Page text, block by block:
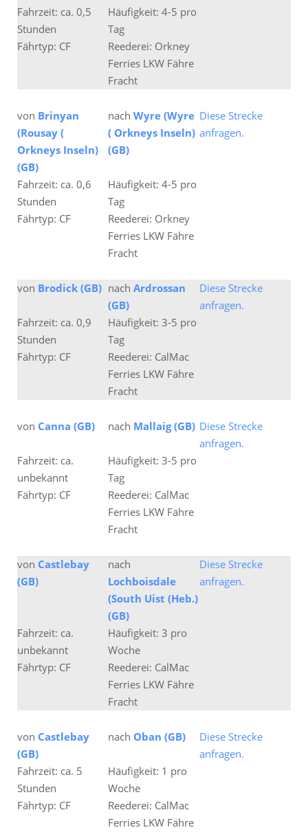
Fahrzeit: ca. 0,5
Stunden
Häufigkeit: 4-5 pro
Tag
Fährtyp: CF
Reederei: Orkney
Ferries LKW Fähre
Fracht
von Brinyan
(Rousay (
Orkneys Inseln)
(GB)
nach Wyre (Wyre
( Orkneys Inseln)
(GB)
Diese Strecke
anfragen.
Fahrzeit: ca. 0,6
Stunden
Häufigkeit: 4-5 pro
Tag
Fährtyp: CF
Reederei: Orkney
Ferries LKW Fähre
Fracht
von Brodick (GB) nach Ardrossan
(GB)
Diese Strecke
anfragen.
Fahrzeit: ca. 0,9
Stunden
Häufigkeit: 3-5 pro
Tag
Fährtyp: CF
Reederei: CalMac
Ferries LKW Fähre
Fracht
von Canna (GB) nach Mallaig (GB) Diese Strecke
anfragen.
Fahrzeit: ca.
unbekannt
Häufigkeit: 3-5 pro
Tag
Fährtyp: CF
Reederei: CalMac
Ferries LKW Fähre
Fracht
von Castlebay
(GB)
nach
Lochboisdale
(South Uist (Heb.)
(GB)
Diese Strecke
anfragen.
Fahrzeit: ca.
unbekannt
Häufigkeit: 3 pro
Woche
Fährtyp: CF
Reederei: CalMac
Ferries LKW Fähre
Fracht
von Castlebay
(GB)
nach Oban (GB)
Diese Strecke
anfragen.
Fahrzeit: ca. 5
Stunden
Häufigkeit: 1 pro
Woche
Fährtyp: CF
Reederei: CalMac
Ferries LKW Fähre